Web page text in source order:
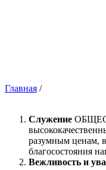
Главная /
Служение
разумным ценам,
Вежливость и